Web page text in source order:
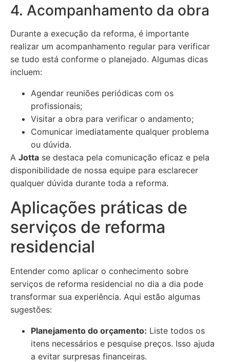
4. Acompanhamento da obra
Durante a execução da reforma, é importante
realizar um acompanhamento regular para verificar
se tudo está conforme o planejado. Algumas dicas
incluem:
Agendar reuniões periódicas com os
profissionais;
Visitar a obra para verificar o andamento;
Comunicar imediatamente qualquer problema
ou dúvida.
A Jotta se destaca pela comunicação eficaz e pela
disponibilidade de nossa equipe para esclarecer
qualquer dúvida durante toda a reforma.
Aplicações práticas de
serviços de reforma
residencial
Entender como aplicar o conhecimento sobre
serviços de reforma residencial no dia a dia pode
transformar sua experiência. Aqui estão algumas
sugestões:
Planejamento do orçamento: Liste todos os
itens necessários e pesquise preços. Isso ajuda
a evitar surpresas financeiras.